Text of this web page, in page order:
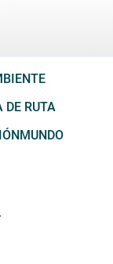
DE RUTA
MUNDO